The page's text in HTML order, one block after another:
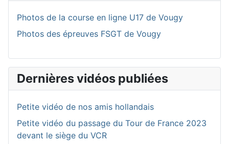
Photos de la course en ligne U17 de Vougy
Photos des épreuves FSGT de Vougy
Dernières vidéos publiées
Petite vidéo de nos amis hollandais
Petite vidéo du passage du Tour de France 2023
devant le siège du VCR